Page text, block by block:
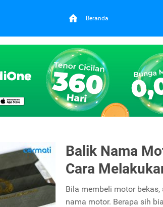
Beranda
Balik Nama
Cara
Bila membeli motor
nama motor. Berapa sih